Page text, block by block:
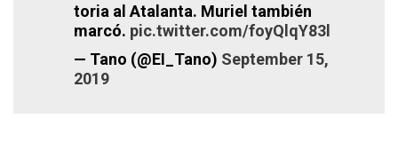
toria al Atalanta. Muriel también
marcó. pic.twitter.com/foyQlqY83l
— Tano (@EI_Tano) September 15,
2019